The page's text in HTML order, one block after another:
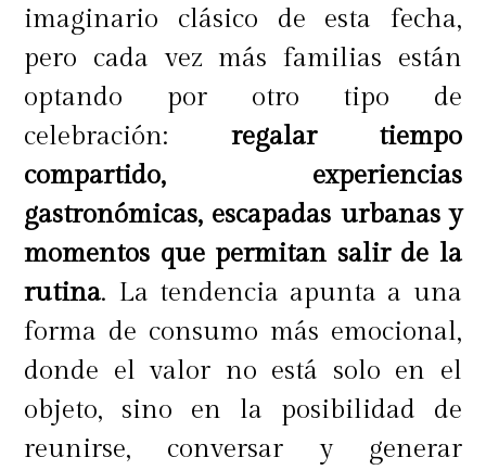
Novedosos accesorios llenos de
estilo para disfrutar un verano
refrescante
imaginario clásico de esta fecha,
pero cada vez más familias están
optando por otro tipo de
celebración: regalar tiempo
compartido, experiencias
gastronómicas, escapadas urbanas y
momentos que permitan salir de la
rutina. La tendencia apunta a una
forma de consumo más emocional,
donde el valor no está solo en el
objeto, sino en la posibilidad de
reunirse, conversar y generar